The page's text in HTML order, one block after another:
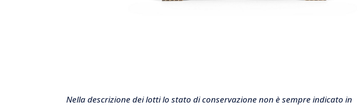
Nella descrizione dei lotti lo stato di conservazione non è sempre indicato in